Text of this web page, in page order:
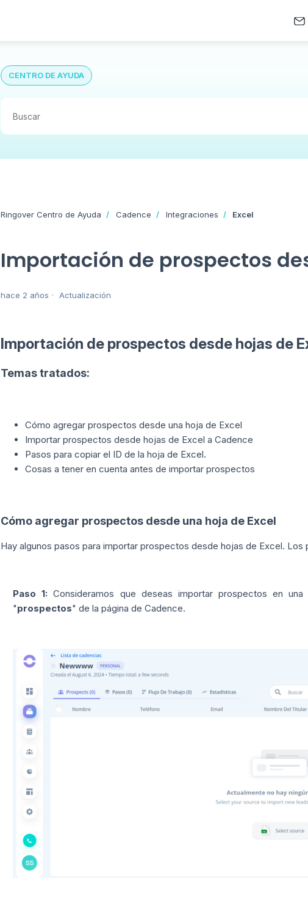
CENTRO DE AYUDA
Ringover Centro de Ayuda Cadence Integraciones Excel
Importación de prospectos
hace 2 años Actualización
Importación de prospectos desde hojas de
Temas tratados:
Cómo agregar prospectos desde una hoja de Excel
Importar prospectos desde hojas de Excel a Cadence
Pasos para copiar el ID de la hoja de Excel.
Cosas a tener en cuenta antes de importar prospectos
Cómo agregar prospectos desde una hoja de Excel
Hay algunos pasos para importar prospectos desde hojas de Excel. Los
Paso 1: Consideramos que deseas importar prospectos en
"prospectos" de la página de Cadence.